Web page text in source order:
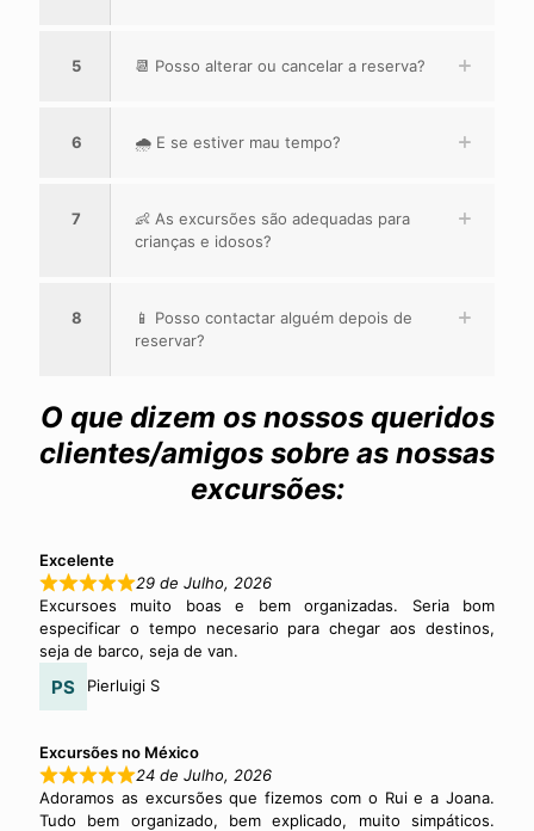
5 📆 Posso alterar ou cancelar a reserva?
6 🌧️ E se estiver mau tempo?
7
👶 As excursões são adequadas para
crianças e idosos?
8
📱 Posso contactar alguém depois de
reservar?
O que dizem os nossos queridos
clientes/amigos sobre as nossas
excursões:
Excelente
29 de Julho, 2026
Excursoes muito boas e bem organizadas. Seria bom
especificar o tempo necesario para chegar aos destinos,
seja de barco, seja de van.
Pierluigi S
Excursões no México
24 de Julho, 2026
Adoramos as excursões que fizemos com o Rui e a Joana.
Tudo bem organizado, bem explicado, muito simpáticos.